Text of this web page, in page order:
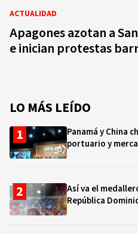
ACTUALIDAD
Apagones azotan a
e inician protestas
LO MÁS LEÍDO
Panamá y China
portuario y
Así va el
República